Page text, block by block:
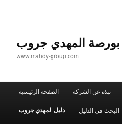
بورصة المهدي جروب
www.mahdy-group.com
الصفحة الرئيسية نبذة عن الشركة
دليل المهدي جروب البحث في الدليل